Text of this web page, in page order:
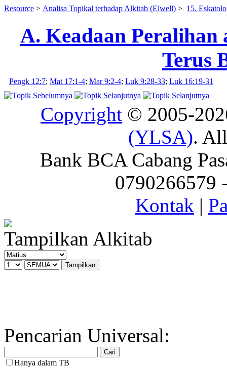
Resource > Analisa Topikal terhadap Alkitab (Elwell) > 15.
A. Keadaan Peralihan
Terus
Pengk 12:7; Mat 17:1-4; Mar 9:2-4; Luk 9:28-33; Luk 16:19-31
Copyright © 2005-
(YLSA).
Bank BCA Cabang
0790266579
Kontak |
Tampilkan Alkitab
Pencarian Universal:
Hanya dalam TB